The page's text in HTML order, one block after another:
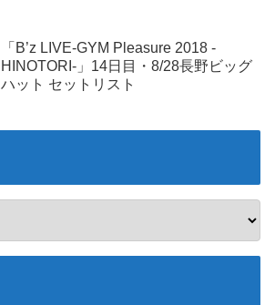
「B’z LIVE-GYM Pleasure 2018 -
HINOTORI-」14日目・8/28長野ビッグ
ハット セットリスト